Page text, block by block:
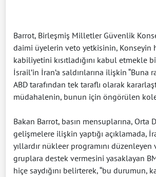
Barrot, Birleşmiş Milletler Güvenlik
daimi üyelerin veto yetkisinin, Konseyin
kabiliyetini kısıtladığını kabul etmekle
İsrail’in İran’a saldırılarına ilişkin “Buna
ABD tarafından tek taraflı olarak
müdahalenin, bunun için öngörülen
Bakan Barrot, basın mensuplarına, Orta
gelişmelere ilişkin yaptığı açıklamada,
yıllardır nükleer programını düzenleyen
gruplara destek vermesini yasaklayan
hiçe saydığını belirterek, “bu durumun,